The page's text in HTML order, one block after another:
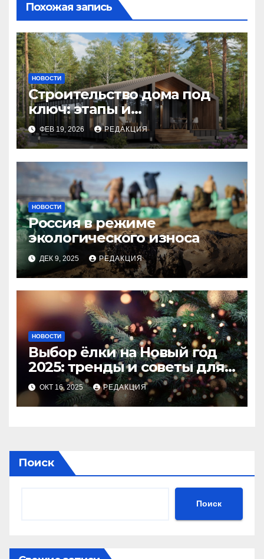
Похожая запись
НОВОСТИ
Строительство дома под
ключ: этапы и
планирование бюджета
ФЕВ 19, 2026 РЕДАКЦИЯ
НОВОСТИ
Россия в режиме
экологического износа
ДЕК 9, 2025 РЕДАКЦИЯ
НОВОСТИ
Выбор ёлки на Новый год
2025: тренды и советы для
идеального праздника
ОКТ 16, 2025 РЕДАКЦИЯ
Поиск
Поиск